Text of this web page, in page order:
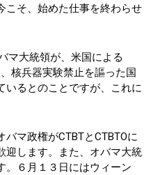
こそ、始めた仕事を終わらせ
マ大統領が、米国による
核兵器実験禁止を謳った国
いるとのことですが、これに
バマ政権がCTBTとCTBTOに
迎します。また、オバマ大統
。６月１３日にはウィーン